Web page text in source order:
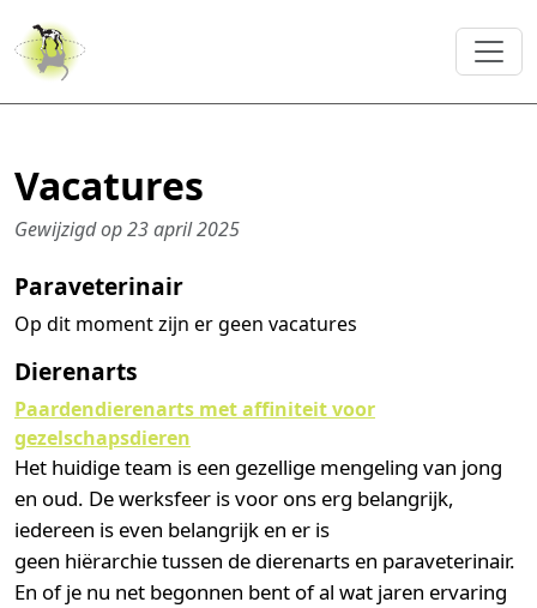
Vacatures
Gewijzigd op 23 april 2025
Paraveterinair
Op dit moment zijn er geen vacatures
Dierenarts
Paardendierenarts met affiniteit voor
gezelschapsdieren
Het huidige team is een gezellige mengeling van jong
en oud. De werksfeer is voor ons erg belangrijk,
iedereen is even belangrijk en er is
geen hiërarchietussen de dierenarts en paraveterinair.
En of je nu net begonnen bent of al wat jaren ervaring